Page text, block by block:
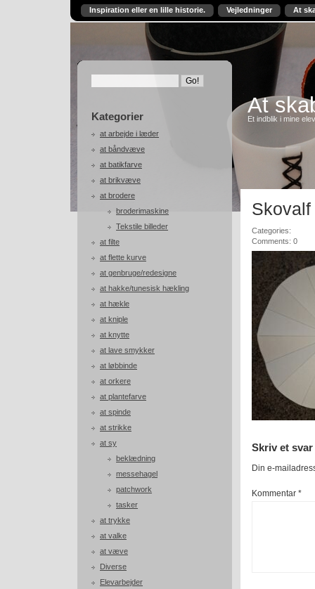
Inspiration eller en lille historie. Vejledninger At
Kategorier
at arbejde i læder
at båndvæve
at batikfarve
at brikvæve
at brodere
broderimaskine
Tekstile billeder
at filte
at flette kurve
at genbruge/redesigne
at hakke/tunesisk hækling
at hækle
at kniple
at knytte
at lave smykker
at løbbinde
at orkere
at plantefarve
at spinde
at strikke
at sy
beklædning
messehagel
patchwork
tasker
at trykke
at valke
at væve
Diverse
Elevarbejder
At
Et indblik i mine
Categories:
Comments: 0
Skriv et svar
Din e-
Kommentar *